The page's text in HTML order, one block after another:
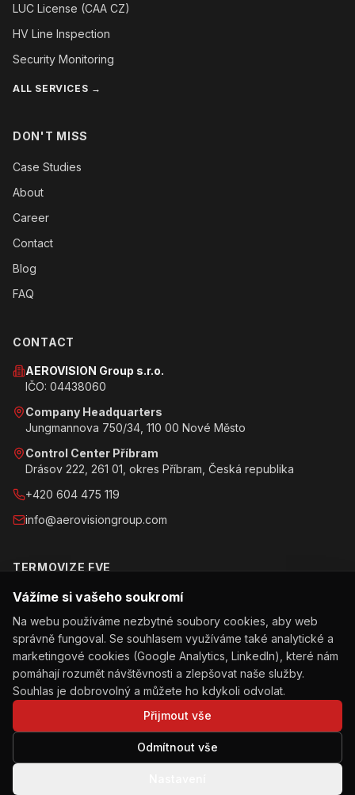
TERMOVIZE FVE
Objednat inspekci
Jak inspekce probíhá
Obchodní podmínky
Ochrana osobních údajů
LUC License (CAA CZ)
HV Line Inspection
Security Monitoring
ALL SERVICES →
DON'T MISS
Case Studies
About
Career
Contact
Blog
FAQ
CONTACT
AEROVISION Group s.r.o.
IČO: 04438060
Company Headquarters
Jungmannova 750/34, 110 00 Nové Město
Control Center Příbram
Drásov 222, 261 01, okres Příbram, Česká republika
+420 604 475 119
info@aerovisiongroup.com
© 2026 AEROVISION Group s.r.o. All rights reserved.
Ochrana osobních údajůObchodní podmínky
Vážíme si vašeho soukromí
Na webu používáme nezbytné soubory cookies, aby web
správně fungoval. Se souhlasem využíváme také analytické a
marketingové cookies (Google Analytics, LinkedIn), které nám
pomáhají rozumět návštěvnosti a zlepšovat naše služby.
Souhlas je dobrovolný a můžete ho kdykoli odvolat.
Přijmout vše
Odmítnout vše